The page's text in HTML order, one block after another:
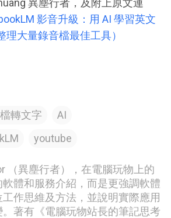
影音升級：用 AI 學習英文
理大量錄音檔最佳工具）
轉文字
AI
youtube
（異塵行者），在電腦玩物上的
體和服務介紹，而是更強調軟體
作思維及方法，並說明實際應用
著有《電腦玩物站長的筆記思考